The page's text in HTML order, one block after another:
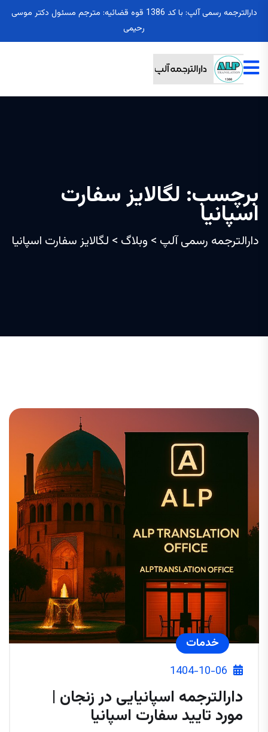
دارالترجمه رسمی آلپ: با کد 1386 قوه قضائیه: مترجم مسئول دکتر موسی
رحیمی
برچسب: لگالایز سفارت
اسپانیا
دارالترجمه رسمی آلپ > وبلاگ > لگالایز سفارت اسپانیا
خدمات
1404-10-06
دارالترجمه اسپانیایی در زنجان |
مورد تایید سفارت اسپانیا